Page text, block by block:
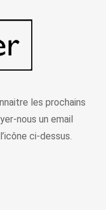
les prochains
nous un email
ci-dessus.